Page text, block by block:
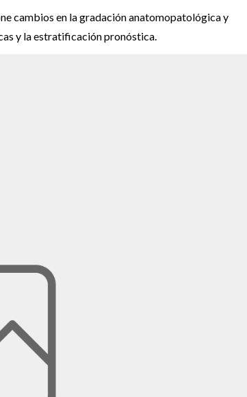
cambios en la gradación anatomopatológica y
y la estratificación pronóstica.